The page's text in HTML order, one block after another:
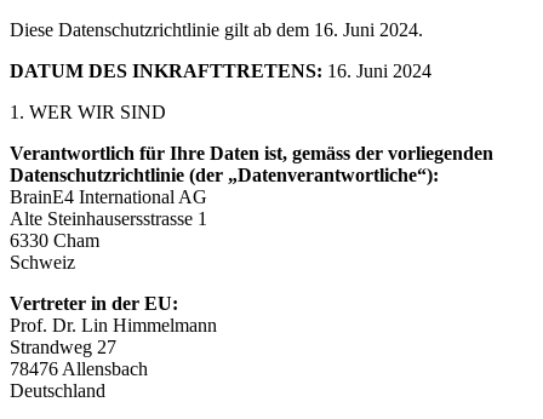
Diese Datenschutzrichtlinie gilt ab dem 16. Juni 2024.
DATUM DES INKRAFTTRETENS: 16. Juni 2024
1. WER WIR SIND
Verantwortlich für Ihre Daten ist, gemäss der vorliegenden
Datenschutzrichtlinie (der „Datenverantwortliche“):
BrainE4 International AG
Alte Steinhausersstrasse 1
6330 Cham
Schweiz
Vertreter in der EU:
Prof. Dr. Lin Himmelmann
Strandweg 27
78476 Allensbach
Deutschland